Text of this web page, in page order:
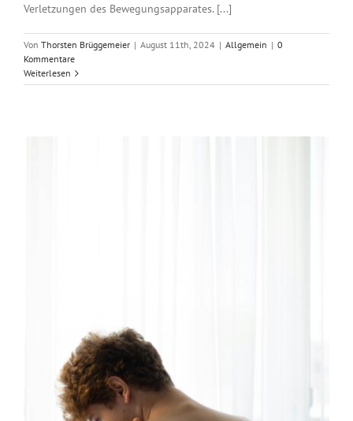
Verletzungen des Bewegungsapparates. [...]
Von Thorsten Brüggemeier | August 11th, 2024 | Allgemein | 0
Kommentare
Weiterlesen